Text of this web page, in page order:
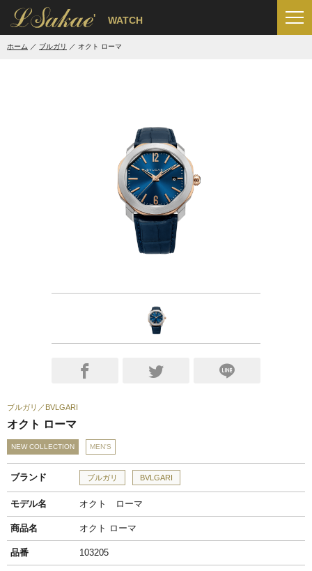
' WATCH
ホーム ブルガリ オクト ローマ
ブルガリ BVLGARI
オクト ローマ
NEW COLLECTION MEN'S
ブランド ブルガリ BVLGARI
モデル名 オクト ローマ
商品名 オクト ローマ
品番 103205